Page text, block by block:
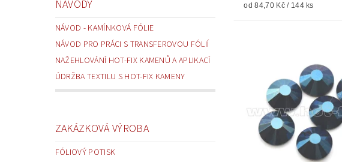
NÁVODY
NÁVOD - KAMÍNKOVÁ FÓLIE
NÁVOD PRO PRÁCI S TRANSFEROVOU FÓLIÍ
NAŽEHLOVÁNÍ HOT-FIX KAMENŮ A APLIKACÍ
ÚDRŽBA TEXTILU S HOT-FIX KAMENY
ZAKÁZKOVÁ VÝROBA
FÓLIOVÝ POTISK
od 84,70 Kč / 144 ks